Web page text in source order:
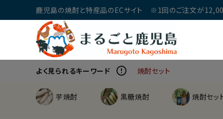
鹿児島の焼酎と特産品のECサイト ※1回のご注文が
よく見られるキーワード error_outline 焼酎セット
芋焼酎 黒糖焼酎 焼酎セッ